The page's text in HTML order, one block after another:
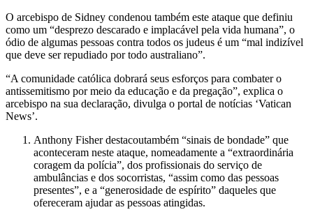
O arcebispo de Sidney condenou também este ataque que definiu
como um “desprezo descarado e implacável pela vida humana”, o
ódio de algumas pessoas contra todos os judeus é um “mal indizível
que deve ser repudiado por todo australiano”.
“A comunidade católica dobrará seus esforços para combater o
antissemitismo por meio da educação e da pregação”, explica o
arcebispo na sua declaração, divulga o portal de notícias ‘Vatican
News’.
Anthony Fisher destacoutambém “sinais de bondade” que
aconteceram neste ataque, nomeadamente a “extraordinária
coragem da polícia”, dos profissionais do serviço de
ambulâncias e dos socorristas, “assim como das pessoas
presentes”, e a “generosidade de espírito” daqueles que
ofereceram ajudar as pessoas atingidas.